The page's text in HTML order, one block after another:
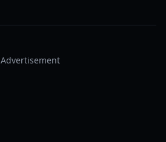
Advertisement